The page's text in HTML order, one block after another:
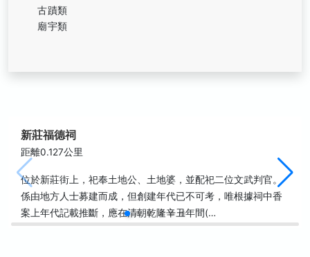
古蹟類
廟宇類
新莊福德祠
距離0.127公里
位於新莊街上，祀奉土地公、土地婆，並配祀二位文武判官。
係由地方人士募建而成，但創建年代已不可考，唯根據祠中香
案上年代記載推斷，應在清朝乾隆辛丑年間(…